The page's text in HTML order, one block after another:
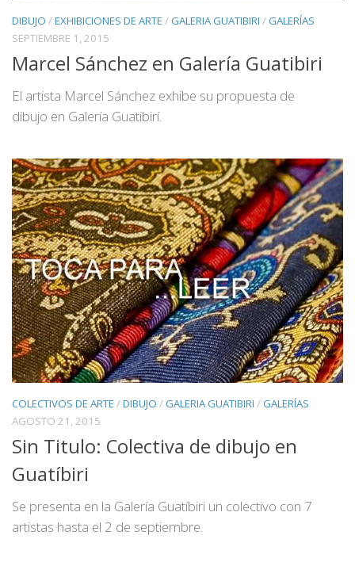
DIBUJO /EXHIBICIONES DE ARTE / GALERIA GUATIBIRI / GALERÍAS
SEPTIEMBRE 1, 2015
Marcel Sánchez en Galería Guatibiri
El artista Marcel Sánchez exhibe su propuesta de
dibujo en Galería Guatibirí.
COLECTIVOS DE ARTE /DIBUJO / GALERIA GUATIBIRI / GALERÍAS
AGOSTO 21, 2015
Sin Titulo: Colectiva de dibujo en
Guatíbiri
Se presenta en la Galería Guatíbiri un colectivo con 7
artistas hasta el 2 de septiembre.